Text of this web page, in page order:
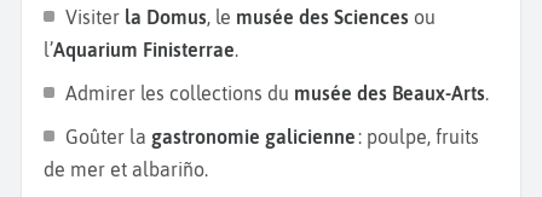
Visiter la Domus, le musée des Sciences ou
l’Aquarium Finisterrae.
Admirer les collections du musée des Beaux-Arts.
Goûter la gastronomie galicienne: poulpe, fruits
de mer et albariño.